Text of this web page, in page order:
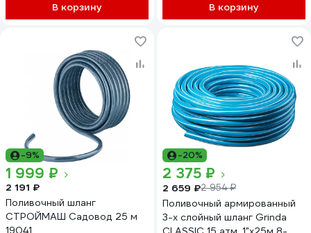
В корзину В корзину
-9%
1 999 ₽
2 191 ₽
Поливочный шланг
СТРОЙМАШ Садовод 25 м
19041
-20%
2 375 ₽
2 659 ₽2 954 ₽
Поливочный армированный
3-х слойный шланг Grinda